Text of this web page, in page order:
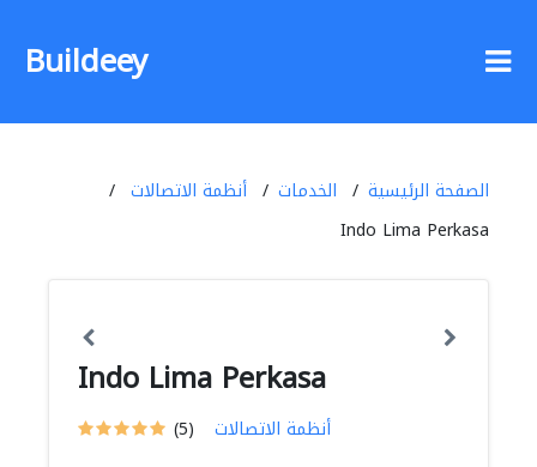
Buildeey
الصفحة الرئيسية الخدمات
أنظمة الاتصالات
Indo Lima Perkasa
Indo Lima Perkasa
(5) أنظمة الاتصالات